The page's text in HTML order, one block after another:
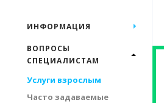
ИНФОРМАЦИЯ
ВОПРОСЫ
СПЕЦИАЛИСТАМ
Услуги взрослым
Часто задаваемые